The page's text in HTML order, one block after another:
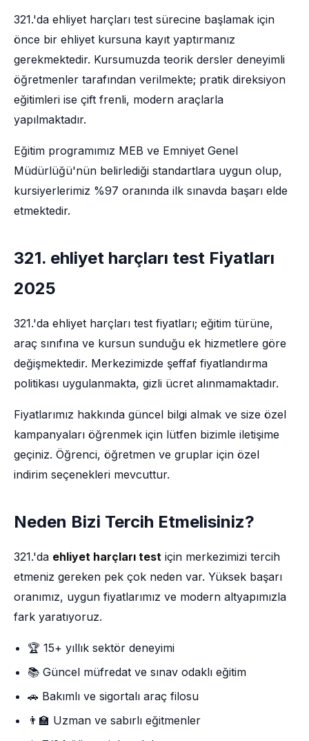
321.'da ehliyet harçları test sürecine başlamak için
önce bir ehliyet kursuna kayıt yaptırmanız
gerekmektedir. Kursumuzda teorik dersler deneyimli
öğretmenler tarafından verilmekte; pratik direksiyon
eğitimleri ise çift frenli, modern araçlarla
yapılmaktadır.
Eğitim programımız MEB ve Emniyet Genel
Müdürlüğü'nün belirlediği standartlara uygun olup,
kursiyerlerimiz %97 oranında ilk sınavda başarı elde
etmektedir.
321. ehliyet harçları test Fiyatları
2025
321.'da ehliyet harçları test fiyatları; eğitim türüne,
araç sınıfına ve kursun sunduğu ek hizmetlere göre
değişmektedir. Merkezimizde şeffaf fiyatlandırma
politikası uygulanmakta, gizli ücret alınmamaktadır.
Fiyatlarımız hakkında güncel bilgi almak ve size özel
kampanyaları öğrenmek için lütfen bizimle iletişime
geçiniz. Öğrenci, öğretmen ve gruplar için özel
indirim seçenekleri mevcuttur.
Neden Bizi Tercih Etmelisiniz?
321.'da ehliyet harçları test için merkezimizi tercih
etmeniz gereken pek çok neden var. Yüksek başarı
oranımız, uygun fiyatlarımız ve modern altyapımızla
fark yaratıyoruz.
🏆 15+ yıllık sektör deneyimi
📚 Güncel müfredat ve sınav odaklı eğitim
🚗 Bakımlı ve sigortalı araç filosu
👨‍🏫 Uzman ve sabırlı eğitmenler